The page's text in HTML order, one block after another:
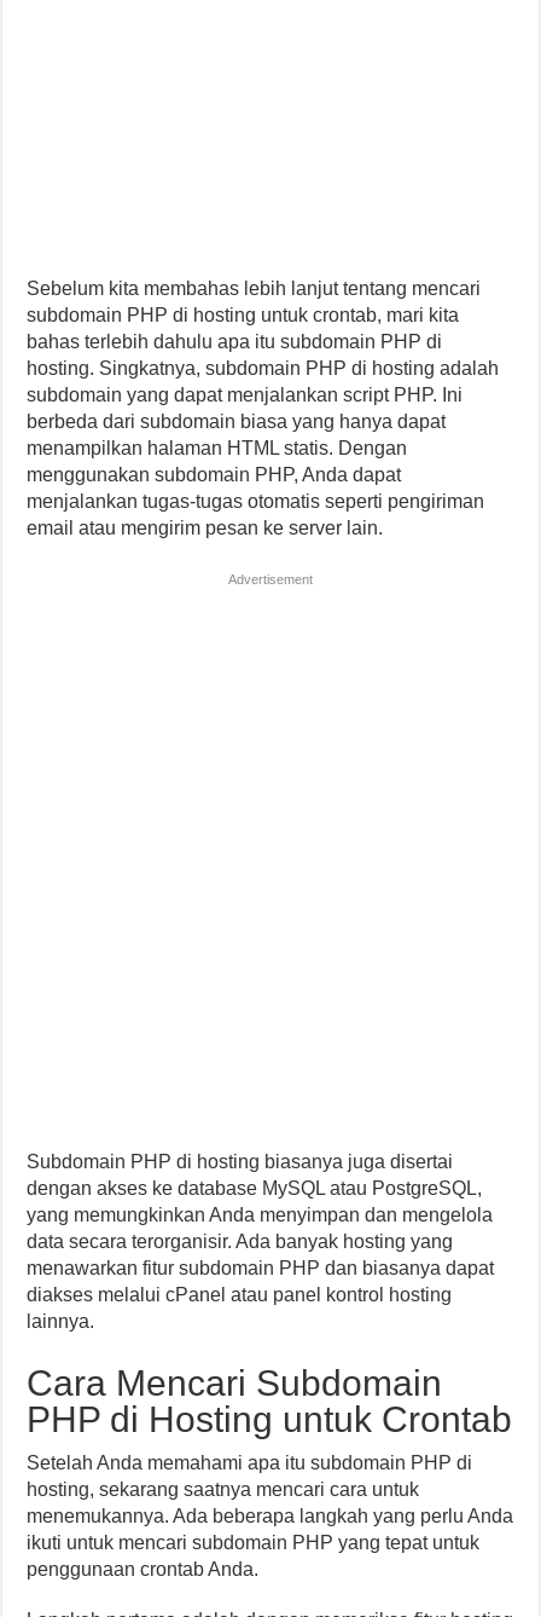
Sebelum kita membahas lebih lanjut tentang mencari
subdomain PHP di hosting untuk crontab, mari kita
bahas terlebih dahulu apa itu subdomain PHP di
hosting. Singkatnya, subdomain PHP di hosting adalah
subdomain yang dapat menjalankan script PHP. Ini
berbeda dari subdomain biasa yang hanya dapat
menampilkan halaman HTML statis. Dengan
menggunakan subdomain PHP, Anda dapat
menjalankan tugas-tugas otomatis seperti pengiriman
email atau mengirim pesan ke server lain.
Advertisement
Subdomain PHP di hosting biasanya juga disertai
dengan akses ke database MySQL atau PostgreSQL,
yang memungkinkan Anda menyimpan dan mengelola
data secara terorganisir. Ada banyak hosting yang
menawarkan fitur subdomain PHP dan biasanya dapat
diakses melalui cPanel atau panel kontrol hosting
lainnya.
Cara Mencari Subdomain
PHP di Hosting untuk Crontab
Setelah Anda memahami apa itu subdomain PHP di
hosting, sekarang saatnya mencari cara untuk
menemukannya. Ada beberapa langkah yang perlu Anda
ikuti untuk mencari subdomain PHP yang tepat untuk
penggunaan crontab Anda.